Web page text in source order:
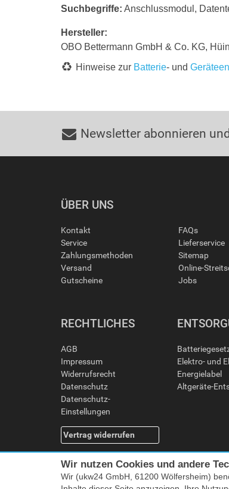
Suchbegriffe: Anschlussmodul,
Hersteller:
OBO Bettermann GmbH & Co. KG,
Hinweise zur Batterie- und
Newsletter abonnieren
ÜBER UNS
Kontakt
Service
Zahlungsmethoden
Versand
Gutscheine
FAQs
Lieferservice
Sitemap
Online-
Jobs
RECHTLICHES
AGB
Impressum
Widerrufsrecht
Datenschutz
Datenschutz-
Einstellungen
Vertrag widerrufen
Elektro- und
Energielabel
Altgeräte-
Wir nutzen Cookies und andere
Wir (ukw24 GmbH, 61200 Wölfersheim)